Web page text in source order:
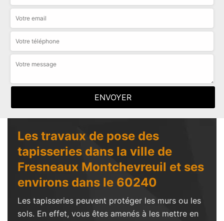
Les travaux de pose des
tapisseries dans la ville de
Fresneaux Montchevreuil et ses
environs dans le 60240
Les tapisseries peuvent protéger les murs ou les
sols. En effet, vous êtes amenés à les mettre en